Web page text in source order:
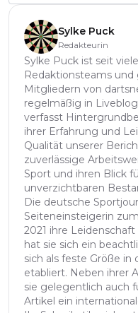
Sylke Puck
Redakteurin
Sylke Puck ist seit
Redaktionsteams
Mitgliedern von
regelmäßig in
verfasst
ihrer Erfahrung und
Qualität unserer
zuverlässige
Sport und ihren Blick
unverzichtbaren
Die deutsche
Seiteneinsteigerin
2021 ihre
hat sie sich ein
sich als feste Größe
etabliert. Neben ihrer
sie gelegentlich auch
Artikel ein